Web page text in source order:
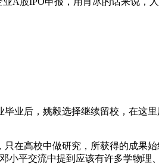
业后，姚毅选择继续留校，在这
在高校中做研究，所获得的成果
平交流中提到应该有许多学物理